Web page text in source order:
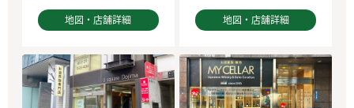
地図・店舗詳細 地図・店舗詳細